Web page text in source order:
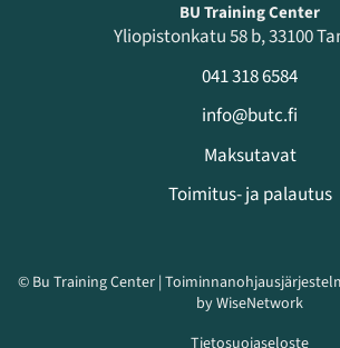
BU Training Center
Yliopistonkatu 58 b, 33100
041 318 6584
info@butc.fi
Maksutavat
Toimitus- ja palautus
© Bu Training Center |
byWiseNetwork